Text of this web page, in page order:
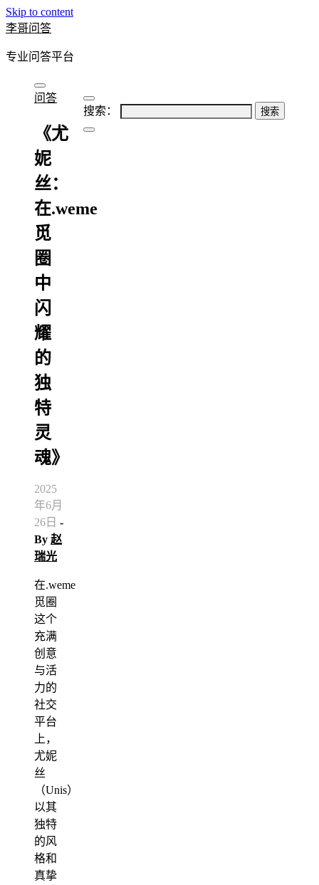
Skip to content
李哥问答
专业问答平台
搜索：
问答
《尤
妮
丝：
在.weme
觅
圈
中
闪
耀
的
独
特
灵
魂》
2025
年6月
26日 -
By 赵
瑞光
在.weme
觅圈
这个
充满
创意
与活
力的
社交
平台
上，
尤妮
丝
（Unis）
以其
独特
的风
格和
真挚